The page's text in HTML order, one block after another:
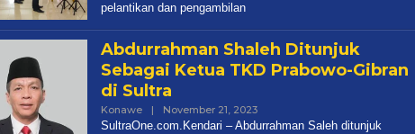
pelantikan dan pengambilan
Abdurrahman Shaleh Ditunjuk
Sebagai Ketua TKD Prabowo-Gibran
di Sultra
Konawe | November 21, 2023Oleh
Redaksi
SultraOne.com.Kendari – Abdurrahman Saleh ditunjuk